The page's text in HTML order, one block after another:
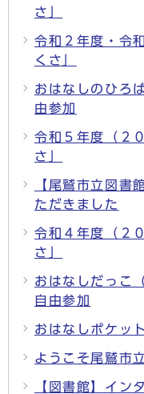
さ」
令和２年度・令
くさ」
おはなしのひろ
由参加
令和５年度（２
さ」
【尾鷲市立図書
ただきました
令和４年度（２
さ」
おはなしだっこ
自由参加
おはなしポケット
ようこそ尾鷲市
【図書館】イン